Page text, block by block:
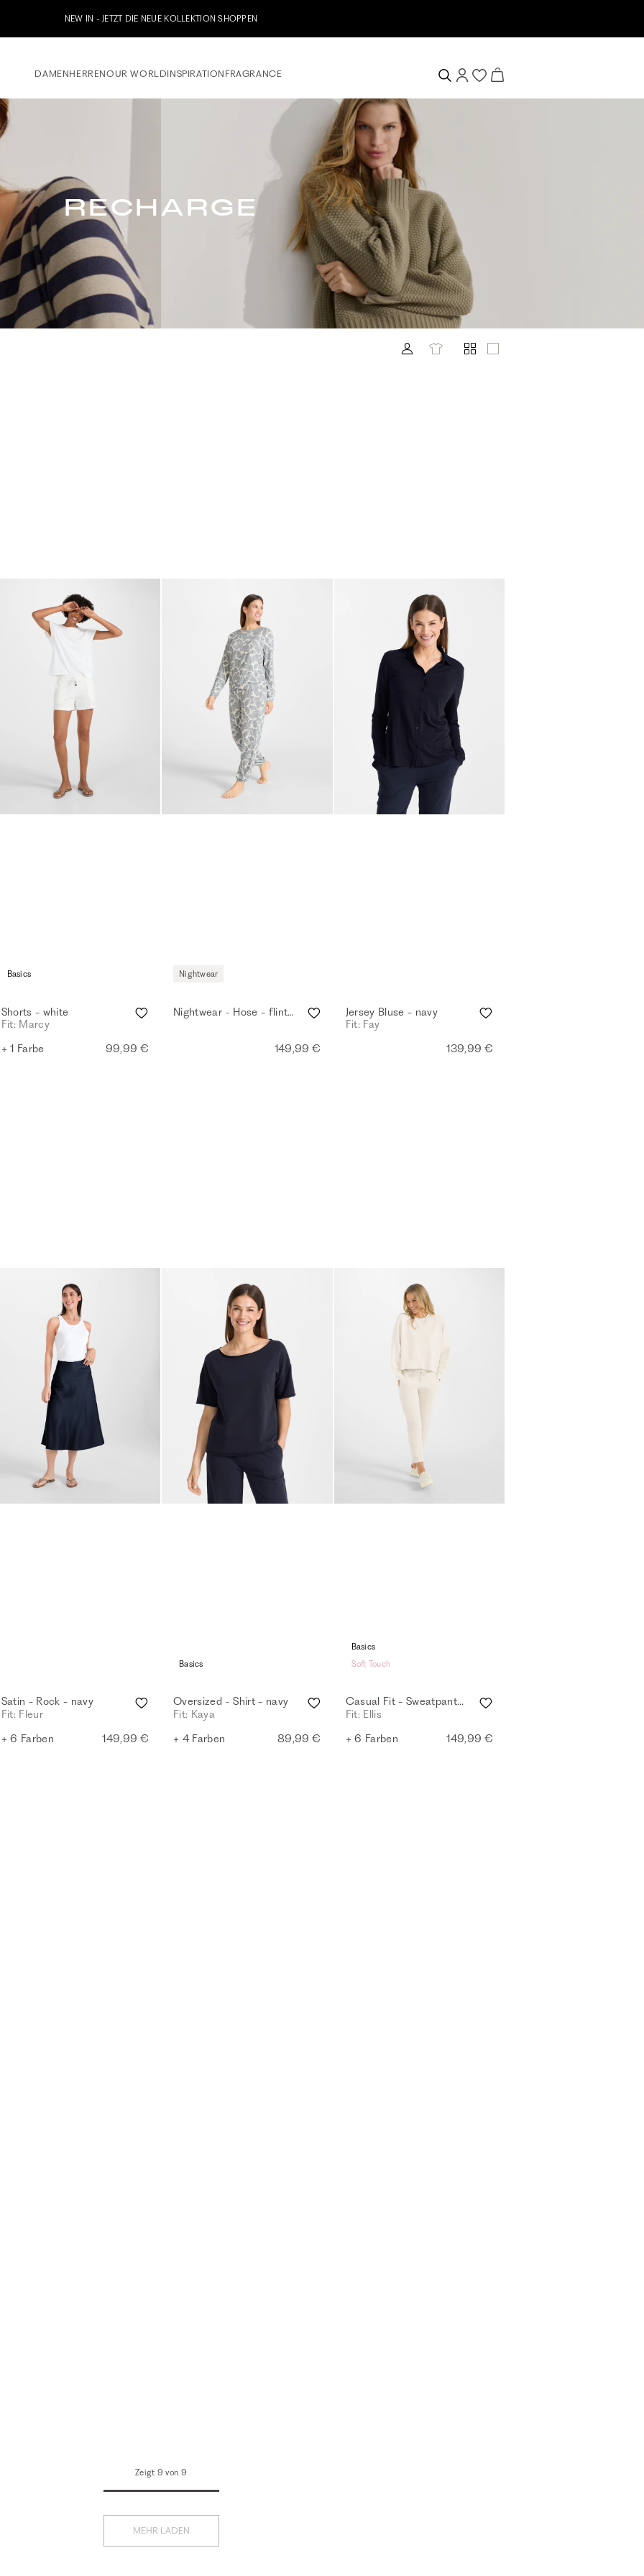
Jetzt zu unserem Whatsapp Newsletter anmelden & 10% Willkommensgutschein erhalten
DAMENHERRENOUR WORLDINSPIRATION FRAGRANCE
RECHARGE
Basics
Shorts - white
Fit: Marcy
+ 1 Farbe
99,99 €
Nightwear
Nightwear - Hose - flintstone
149,99 €
Jersey Bluse - navy
Fit: Fay
139,99 €
Satin - Rock - navy
Fit: Fleur
+ 6 Farben
149,99 €
Basics
Oversized - Shirt - navy
Fit: Kaya
+ 4 Farben
89,99 €
Basics
Soft Touch
Casual Fit - Sweatpants - eggshell
Fit: Ellis
+ 6 Farben
149,99 €
Zeigt 9 von 9
MEHR LADEN